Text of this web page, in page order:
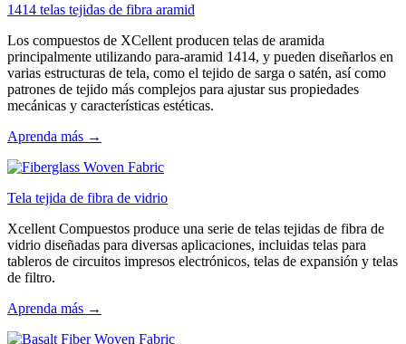
1414 telas tejidas de fibra aramid
Los compuestos de XCellent producen telas de aramida
principalmente utilizando para-aramid 1414, y pueden diseñarlos en
varias estructuras de tela, como el tejido de sarga o satén, así como
patrones de tejido más complejos para ajustar sus propiedades
mecánicas y características estéticas.
Aprenda más →
Tela tejida de fibra de vidrio
Xcellent Compuestos produce una serie de telas tejidas de fibra de
vidrio diseñadas para diversas aplicaciones, incluidas telas para
tableros de circuitos impresos electrónicos, telas de expansión y telas
de filtro.
Aprenda más →